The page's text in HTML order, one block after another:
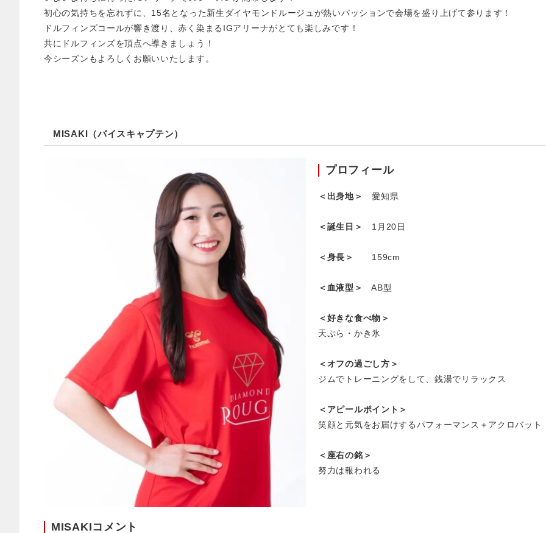
初心の気持ちを忘れずに、15名となった新生ダイヤモンドルージュが熱いパッションで会場を盛り上げて参ります！
ドルフィンズコールが響き渡り、赤く染まるIGアリーナがとても楽しみです！
共にドルフィンズを頂点へ導きましょう！
今シーズンもよろしくお願いいたします。
MISAKI（バイスキャプテン）
プロフィール
＜出身地＞ 愛知県
＜誕生日＞ 1月20日
＜身長＞ 159cm
＜血液型＞ AB型
＜好きな食べ物＞
天ぷら・かき氷
＜オフの過ごし方＞
ジムでトレーニングをして、銭湯でリラックス
＜アピールポイント＞
笑顔と元気をお届けするパフォーマンス＋アクロバット
＜座右の銘＞
努力は報われる
MISAKIコメント